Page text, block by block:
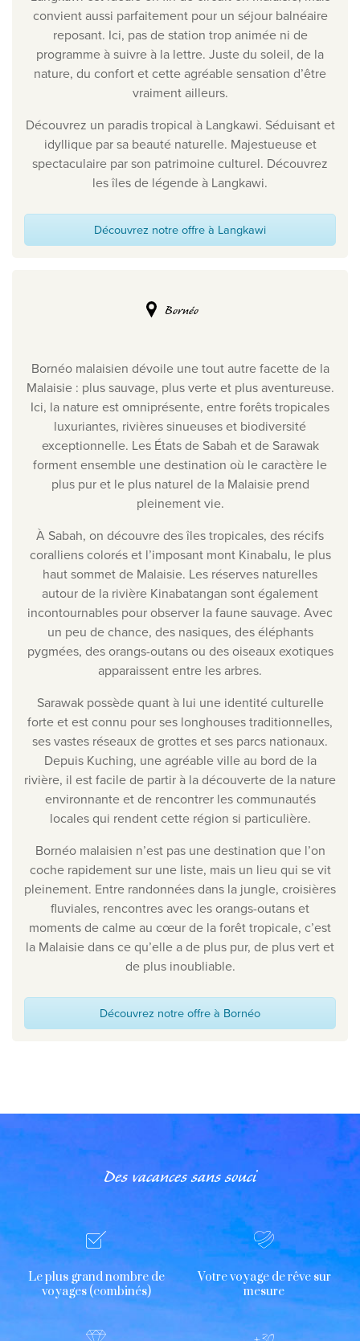
convient aussi parfaitement pour un séjour balnéaire
reposant. Ici, pas de station trop animée ni de
programme à suivre à la lettre. Juste du soleil, de la
nature, du confort et cette agréable sensation d’être
vraiment ailleurs.
Découvrez un paradis tropical à Langkawi. Séduisant et
idyllique par sa beauté naturelle. Majestueuse et
spectaculaire par son patrimoine culturel. Découvrez
les îles de légende à Langkawi.
Découvrez notre offre à Langkawi
Bornéo
Bornéo malaisien dévoile une tout autre facette de la
Malaisie : plus sauvage, plus verte et plus aventureuse.
Ici, la nature est omniprésente, entre forêts tropicales
luxuriantes, rivières sinueuses et biodiversité
exceptionnelle. Les États de Sabah et de Sarawak
forment ensemble une destination où le caractère le
plus pur et le plus naturel de la Malaisie prend
pleinement vie.
À Sabah, on découvre des îles tropicales, des récifs
coralliens colorés et l’imposant mont Kinabalu, le plus
haut sommet de Malaisie. Les réserves naturelles
autour de la rivière Kinabatangan sont également
incontournables pour observer la faune sauvage. Avec
un peu de chance, des nasiques, des éléphants
pygmées, des orangs-outans ou des oiseaux exotiques
apparaissent entre les arbres.
Sarawak possède quant à lui une identité culturelle
forte et est connu pour ses longhouses traditionnelles,
ses vastes réseaux de grottes et ses parcs nationaux.
Depuis Kuching, une agréable ville au bord de la
rivière, il est facile de partir à la découverte de la nature
environnante et de rencontrer les communautés
locales qui rendent cette région si particulière.
Bornéo malaisien n’est pas une destination que l’on
coche rapidement sur une liste, mais un lieu qui se vit
pleinement. Entre randonnées dans la jungle, croisières
fluviales, rencontres avec les orangs-outans et
moments de calme au cœur de la forêt tropicale, c’est
la Malaisie dans ce qu’elle a de plus pur, de plus vert et
de plus inoubliable.
Découvrez notre offre à Bornéo
Des vacances sans souci
Le plus grand nombre de
voyages (combinés)
Votre voyage de rêve sur
mesure